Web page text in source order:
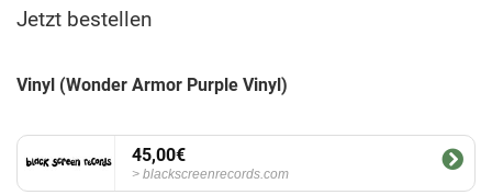
Jetzt bestellen
Vinyl (Wonder Armor Purple Vinyl)
45,00€
blackscreenrecords.com